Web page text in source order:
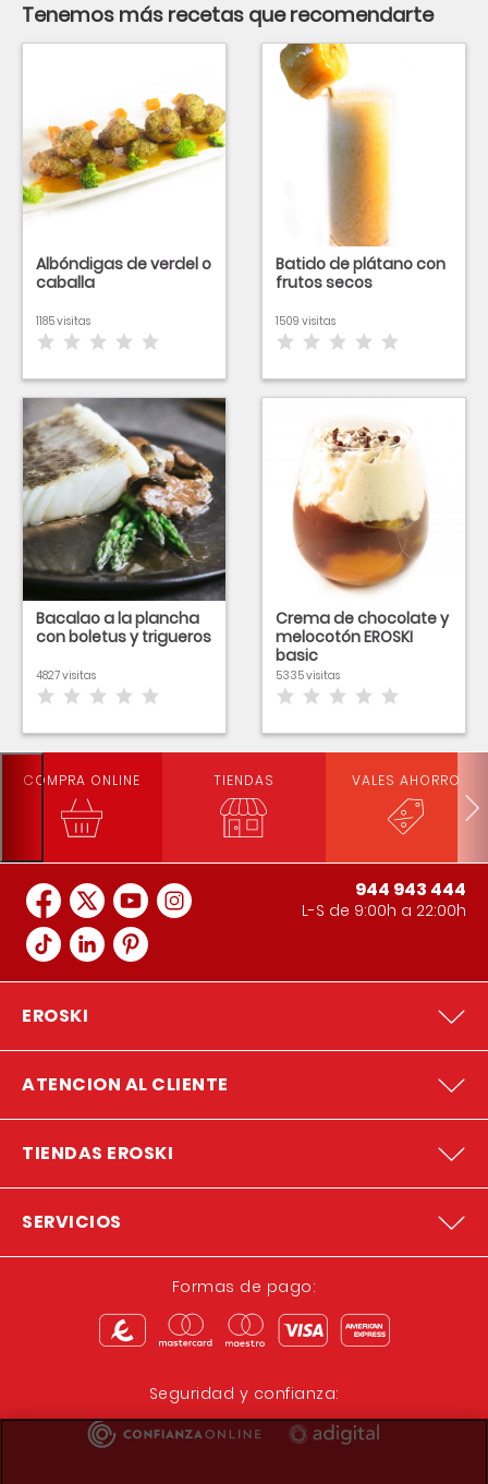
Tenemos más recetas que recomendarte
Albóndigas de verdel o
caballa
1185 visitas
Batido de plátano con
frutos secos
1509 visitas
Bacalao a la plancha
con boletus y trigueros
4827 visitas
Crema de chocolate y
melocotón EROSKI
basic
5335 visitas
COMPRA ONLINE TIENDAS VALES AHORRO
944 943 444
L-S de 9:00h a 22:00h
EROSKI
ATENCION AL CLIENTE
TIENDAS EROSKI
SERVICIOS
Formas de pago:
Seguridad y confianza: